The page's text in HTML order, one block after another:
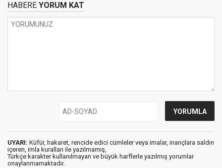
HABERE YORUM KAT
UYARI: Küfür, hakaret, rencide edici cümleler veya imalar, inançlara saldırı
içeren, imla kuralları ile yazılmamış,
Türkçe karakter kullanılmayan ve büyük harflerle yazılmış yorumlar
onaylanmamaktadır.